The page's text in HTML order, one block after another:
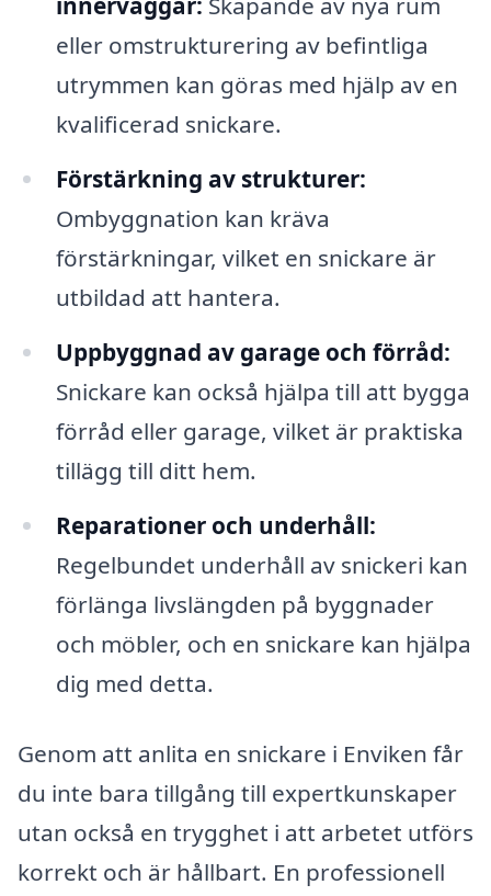
eller omstrukturering av befintliga
utrymmen kan göras med hjälp av en
kvalificerad snickare.
Förstärkning av strukturer:
Ombyggnation kan kräva
förstärkningar, vilket en snickare är
utbildad att hantera.
Uppbyggnad av garage och förråd:
Snickare kan också hjälpa till att bygga
förråd eller garage, vilket är praktiska
tillägg till ditt hem.
Reparationer och underhåll:
Regelbundet underhåll av snickeri kan
förlänga livslängden på byggnader
och möbler, och en snickare kan hjälpa
dig med detta.
Genom att anlita en snickare i Enviken får
du inte bara tillgång till expertkunskaper
utan också en trygghet i att arbetet utförs
korrekt och är hållbart. En professionell